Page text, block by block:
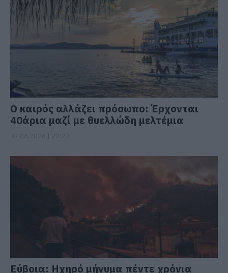
Ο καιρός αλλάζει πρόσωπο: Έρχονται
40άρια μαζί με θυελλώδη μελτέμια
Εύβοια: Ηχηρό μήνυμα πέντε χρόνια